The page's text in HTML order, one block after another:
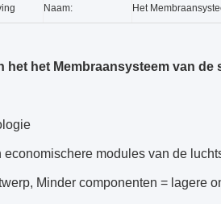
Naam: Het
het het Membraansysteem van
modules van de
Minder componenten = lagere